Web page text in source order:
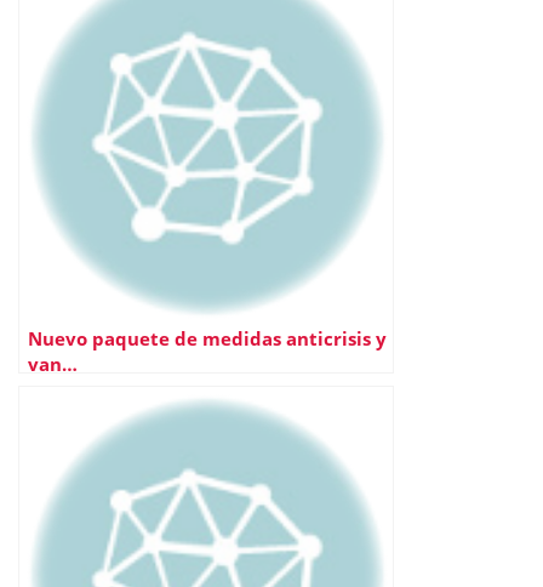
Nuevo paquete de medidas anticrisis y
van…